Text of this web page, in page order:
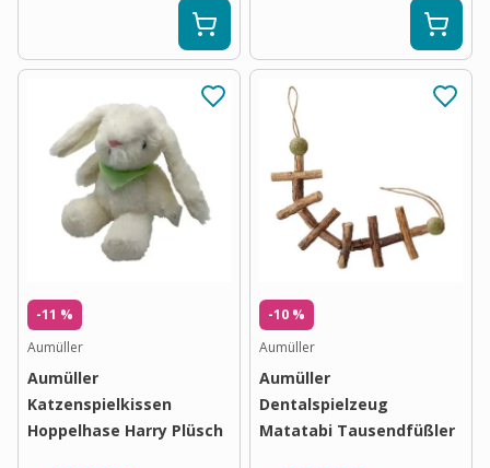
-11 %
Aumüller
Aumüller
Katzenspielkissen
Hoppelhase Harry Plüsch
-10 %
Aumüller
Aumüller
Dentalspielzeug
Matatabi Tausendfüßler